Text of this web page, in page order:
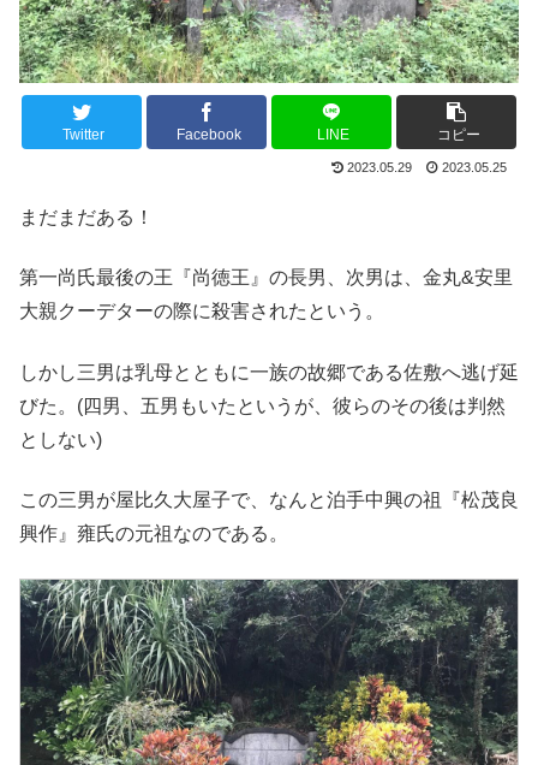
Twitter Facebook LINE コピー
2023.05.29 2023.05.25
まだまだある！
第一尚氏最後の王『尚徳王』の長男、次男は、金丸&安里
大親クーデターの際に殺害されたという。
しかし三男は乳母とともに一族の故郷である佐敷へ逃げ延
びた。(四男、五男もいたというが、彼らのその後は判然
としない)
この三男が屋比久大屋子で、なんと泊手中興の祖『松茂良
興作』雍氏の元祖なのである。